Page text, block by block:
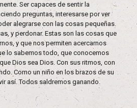
Ser capaces de sentir la
preguntas, interesarse por ver
alegrarse con las cosas pequeñas.
y perdonar. Estas son las cosas que
y que nos permiten acercarnos
lo sabemos todo, que conocemos
Dios sea Dios. Con sus ritmos, con
Como un niño en los brazos de su
así. Todos saldremos ganando.